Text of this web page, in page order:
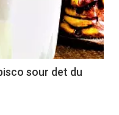
sour det du